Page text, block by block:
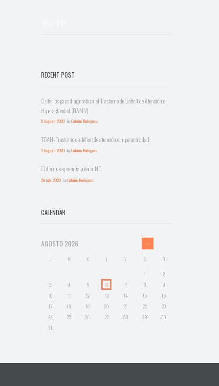
RECENT POST
Criterios para diagnosticar el Trastorno de Déficit de Atención e
Hiperactividad (DAM V)
9 August, 2020 byCatalina Rodriguez
TDAH- Trastorno de déficit de atención e hiperactividad
2 August, 2020 byCatalina Rodriguez
El día que aprendía a decir NO
26 July, 2020 byCatalina Rodriguez
CALENDAR
AGOSTO 2026
L M X J V S D
1
2
3
4 5 6 7 8
9
10
11 12 13 14 15
16
17
18 19 20 21 22
23
24
25 26 27 28 29
30
31